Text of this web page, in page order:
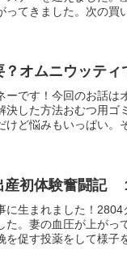
ってきました。次の買
オムニウッテ
ーです！今回のお話
決した方法おむつ用ゴ
けど悩みもいっぱい。
産初体験奮闘記
に生まれました！
た。妻の血圧が上が
を促す投薬をして様子